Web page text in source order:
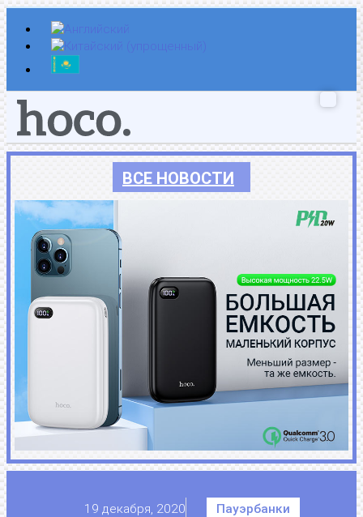
Перейти
к
содержимому
ВСЕ НОВОСТИ
19 декабря, 2020 Пауэрбанки